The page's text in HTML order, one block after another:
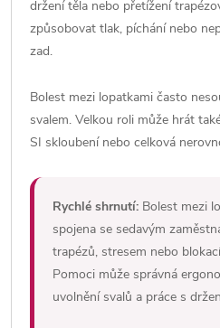
držení těla nebo přetížení
způsobovat tlak, píchání nebo
zad.
Bolest mezi lopatkami často
svalem. Velkou roli může hrát
SI skloubení nebo celková
Rychlé shrnutí: Bolest mezi
spojena se sedavým
trapézů, stresem nebo
Pomoci může správná
uvolnění svalů a práce s